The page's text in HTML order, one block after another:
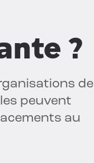
?
de
peuvent
au